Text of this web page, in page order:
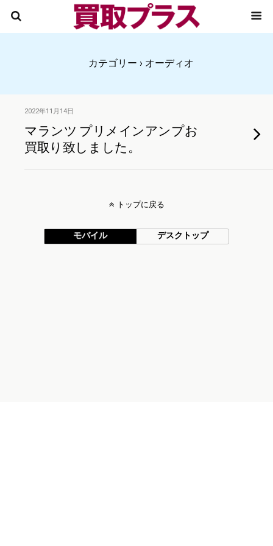
カテゴリー › オーディオ
2022年11月14日
マランツ プリメインアンプお
買取り致しました。
トップに戻る
モバイル デスクトップ